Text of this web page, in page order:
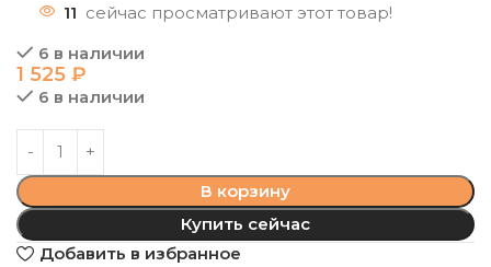
11 сейчас просматривают этот товар!
6 в наличии
1 525 ₽
6 в наличии
В корзину
Купить сейчас
Добавить в избранное